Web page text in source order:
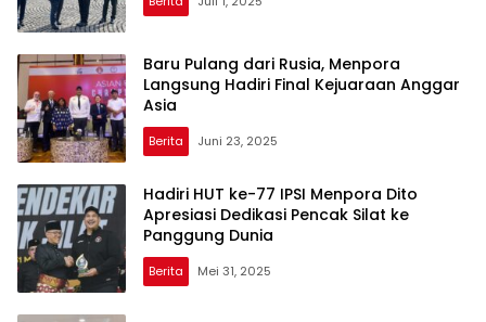
Baru Pulang dari Rusia, Menpora
Langsung Hadiri Final Kejuaraan Anggar
Asia
Berita Juni 23, 2025
Hadiri HUT ke-77 IPSI Menpora Dito
Apresiasi Dedikasi Pencak Silat ke
Panggung Dunia
Berita Mei 31, 2025